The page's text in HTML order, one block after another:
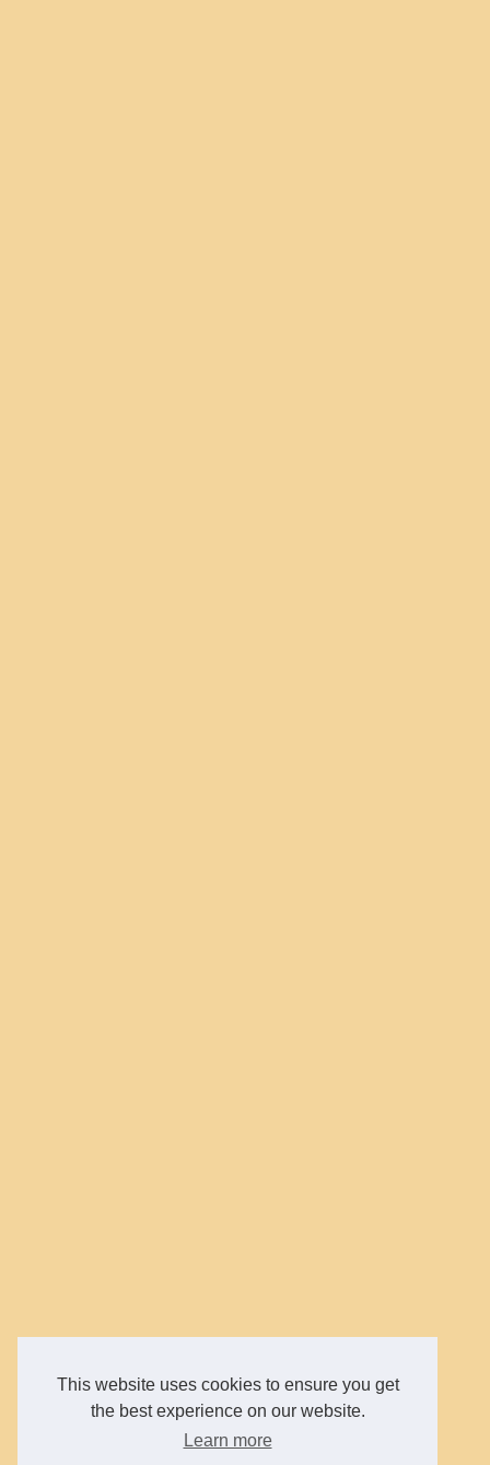
This website uses cookies to ensure you get
the best experience on our website.
Learn more